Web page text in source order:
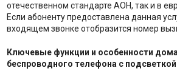
отечественном стандарте АОН, так и в
Если абоненту предоставлена данная
входящем звонке отобразится номер
Ключевые функции и особенности
беспроводного телефона с